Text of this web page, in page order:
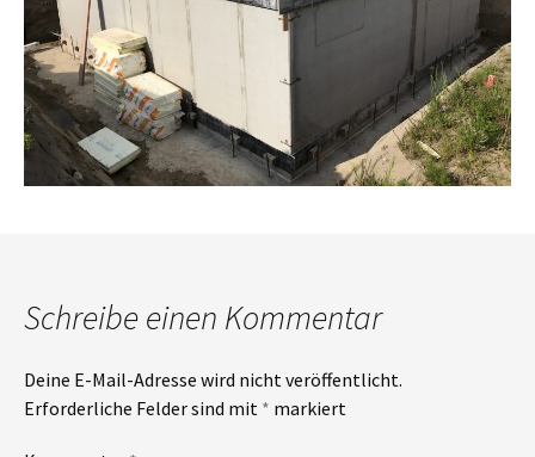
Schreibe einen Kommentar
Deine E-Mail-Adresse wird nicht veröffentlicht.
Erforderliche Felder sind mit * markiert